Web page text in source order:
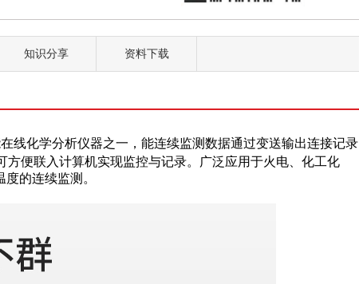
知识分享 资料下载
线化学分析仪器之一，能连续监测数据通过变送输出连接记录
方便联入计算机实现监控与记录。广泛应用于火电、化工化
的连续监测。